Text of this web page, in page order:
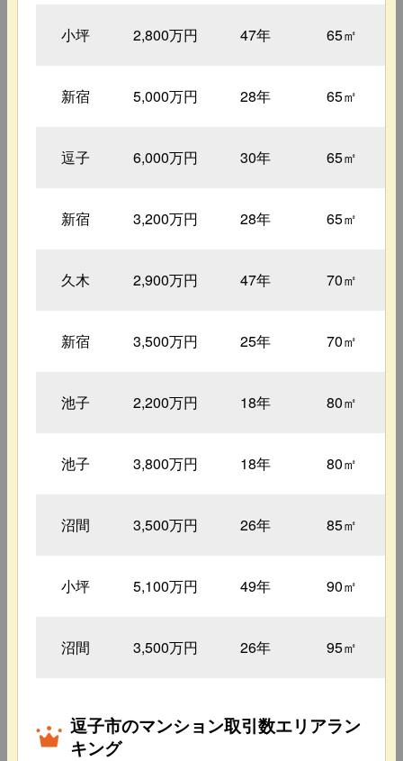
小坪 2,800万円 47年 65㎡
新宿 5,000万円 28年 65㎡
逗子 6,000万円 30年 65㎡
新宿 3,200万円 28年 65㎡
久木 2,900万円 47年 70㎡
新宿 3,500万円 25年 70㎡
池子 2,200万円 18年 80㎡
池子 3,800万円 18年 80㎡
沼間 3,500万円 26年 85㎡
小坪 5,100万円 49年 90㎡
沼間 3,500万円 26年 95㎡
逗子市のマンション取引数エリアラン
キング